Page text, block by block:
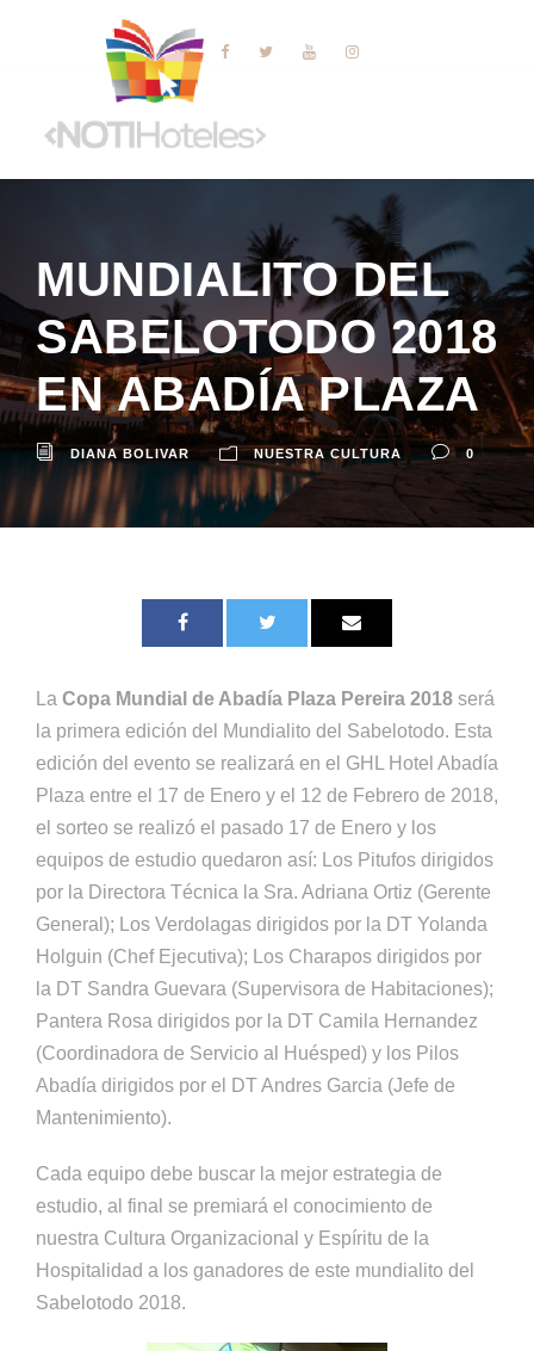
MUNDIALITO DEL
SABELOTODO 2018
EN ABADÍA PLAZA
DIANA BOLIVAR NUESTRA CULTURA 0
La Copa Mundial de Abadía Plaza Pereira 2018 será
la primera edición del Mundialito del Sabelotodo. Esta
edición del evento se realizará en el GHL Hotel Abadía
Plaza entre el 17 de Enero y el 12 de Febrero de 2018,
el sorteo se realizó el pasado 17 de Enero y los
equipos de estudio quedaron así: Los Pitufos dirigidos
por la Directora Técnica la Sra. Adriana Ortiz (Gerente
General); Los Verdolagas dirigidos por la DT Yolanda
Holguin (Chef Ejecutiva); Los Charapos dirigidos por
la DT Sandra Guevara (Supervisora de Habitaciones);
Pantera Rosa dirigidos por la DT Camila Hernandez
(Coordinadora de Servicio al Huésped) y los Pilos
Abadía dirigidos por el DT Andres Garcia (Jefe de
Mantenimiento).
Cada equipo debe buscar la mejor estrategia de
estudio, al final se premiará el conocimiento de
nuestra Cultura Organizacional y Espíritu de la
Hospitalidad a los ganadores de este mundialito del
Sabelotodo 2018.